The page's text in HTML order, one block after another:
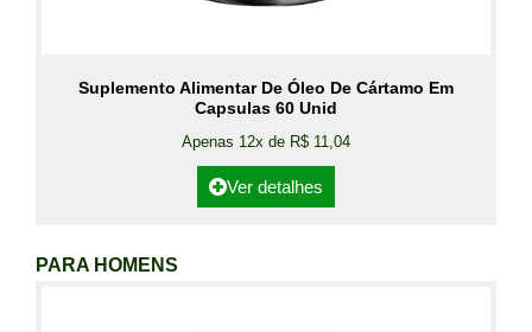
Suplemento Alimentar De Óleo De Cártamo Em
Capsulas 60 Unid
Apenas 12x de R$ 11,04
Ver detalhes
PARA HOMENS